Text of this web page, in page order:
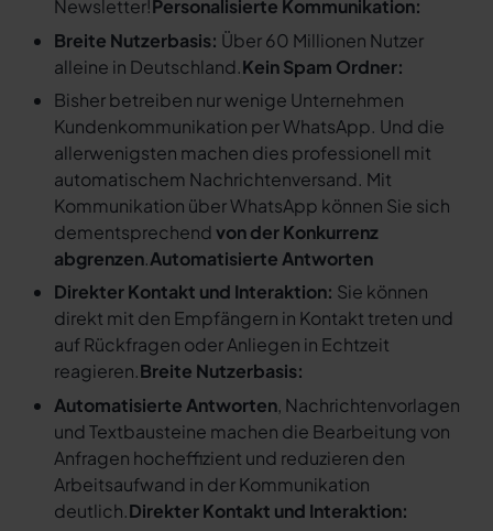
Newsletter! Personalisierte Kommunikation:
Breite Nutzerbasis: Über 60 Millionen Nutzer
alleine in Deutschland.Kein Spam Ordner:
Bisher betreiben nur wenige Unternehmen
Kundenkommunikation per WhatsApp. Und die
allerwenigsten machen dies professionell mit
automatischem Nachrichtenversand. Mit
Kommunikation über WhatsApp können Sie sich
dementsprechendvon der Konkurrenz
abgrenzen.Automatisierte Antworten
Direkter Kontakt und Interaktion: Sie können
direkt mit den Empfängern in Kontakt treten und
auf Rückfragen oder Anliegen in Echtzeit
reagieren.Breite Nutzerbasis:
Automatisierte Antworten, Nachrichtenvorlagen
und Textbausteine machen die Bearbeitung von
Anfragen hocheffizient und reduzieren den
Arbeitsaufwand in der Kommunikation
deutlich.Direkter Kontakt und Interaktion: